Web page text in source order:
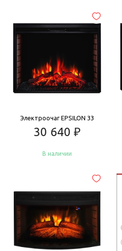
Электроочаг EPSILON 33
30 640 ₽
В наличии
Купить